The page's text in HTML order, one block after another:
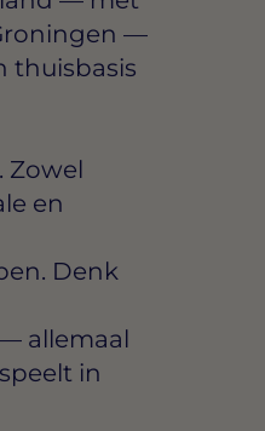
—
thuisbasis
Zowel
en
Denk
allemaal
in